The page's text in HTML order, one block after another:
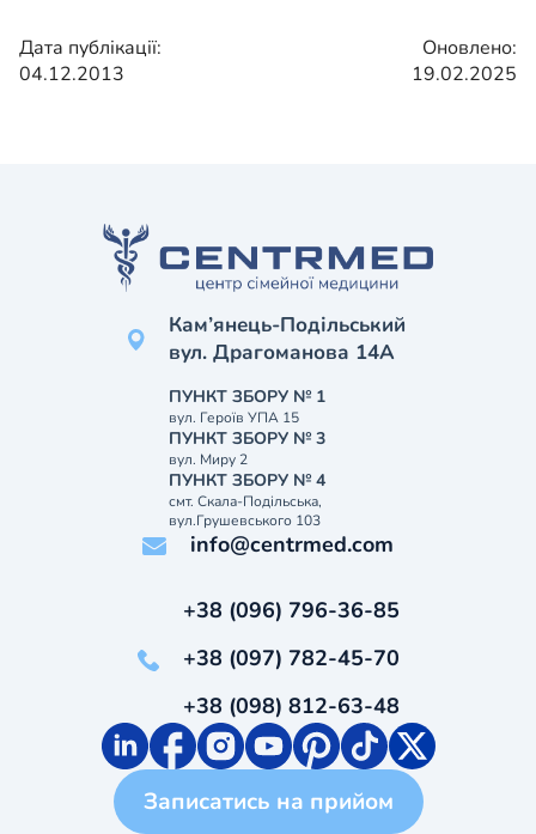
Дата публікації:
04.12.2013
Оновлено:
19.02.2025
Кам’янець-Подільський
вул. Драгоманова 14А
ПУНКТ ЗБОРУ № 1
вул. Героїв УПА 15
ПУНКТ ЗБОРУ № 3
вул. Миру 2
ПУНКТ ЗБОРУ № 4
смт. Скала-Подільська,
вул.Грушевського 103
info@centrmed.com
+38 (096) 796-36-85
+38 (097) 782-45-70
+38 (098) 812-63-48
Записатись на прийом